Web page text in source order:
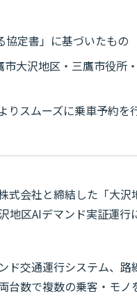
協定書」に基づいたもの
大沢地区・三鷹市役所
りスムーズに乗車予約を
式会社と締結した「大沢
地区AIデマンド実証運行
ド交通運行システム、路
台数で複数の乗客・モノ